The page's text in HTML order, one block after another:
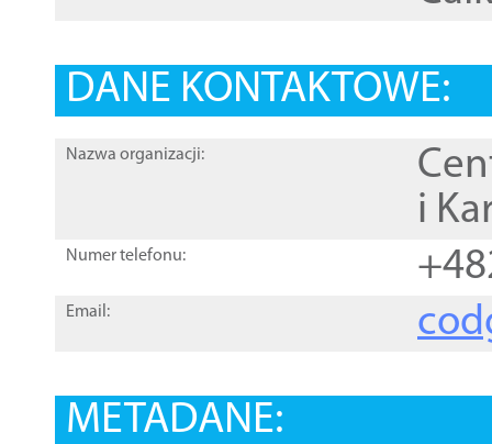
DANE KONTAKTOWE:
Nazwa organizacji:
i
Numer telefonu:
Email:
METADANE: